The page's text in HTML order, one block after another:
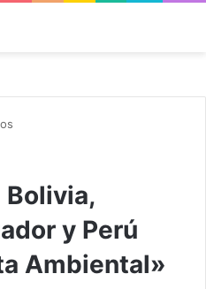
y Perú
Ambiental»